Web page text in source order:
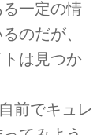
一定の情
のだが、
は見つか
前でキュレ